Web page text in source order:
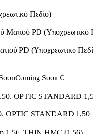
Πεδίο)
Ματιού PD (Υποχρεωτικό
PD (Υποχρεωτικό
Coming Soon €
OPTIC STANDARD 1,50